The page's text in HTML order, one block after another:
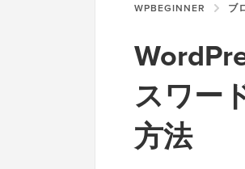
WPBEGINNER ブ
スワー
方法